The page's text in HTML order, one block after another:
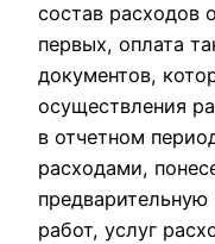
состав расходов
первых, оплата
документов,
осуществления
в отчетном
расходами,
предварительную
работ, услуг